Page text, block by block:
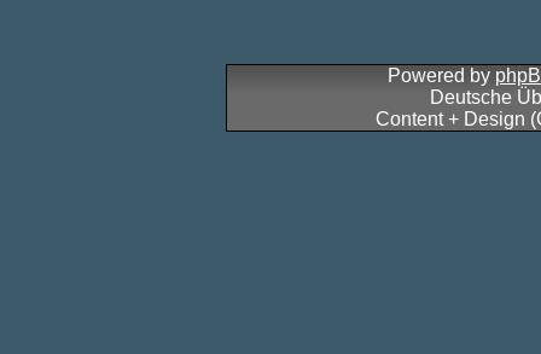
Powered by
Deutsche
Content + Design